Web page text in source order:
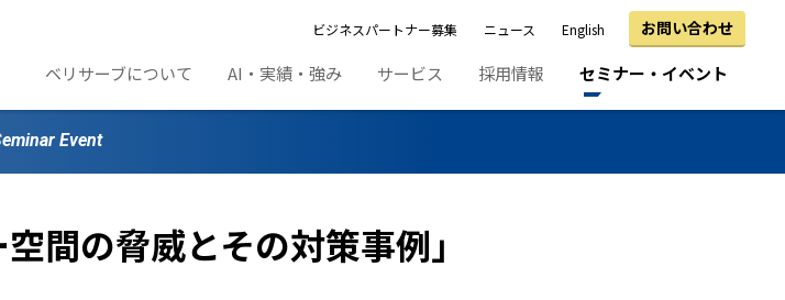
お問い合わせ
ベリサーブについて AI・実績・強み サービス 採用情報 セミナー・イベント
ビジネスパートナー募集 ニュース English
Event
間の脅威とその対策事例」